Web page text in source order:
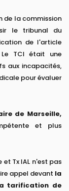
de la commission
le tribunal du
de l'article
Le TCI était une
aux incapacités,
pour évaluer
de Marseille,
et plus
Tx IAL n'est pas
appel devant la
tarification de